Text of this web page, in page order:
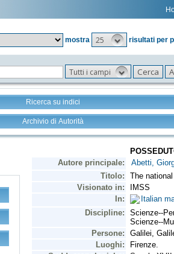
mostra
25 risultati per
Tutti i campi
Ricerca su indici
Archivio di Autorità